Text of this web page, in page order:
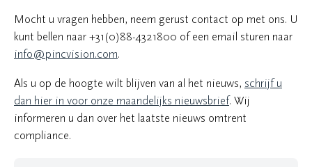
Mocht u vragen hebben, neem gerust contact op met ons. U
kunt bellen naar +31(0)88-4321800 of een email sturen naar
info@pincvision.com.
Als u op de hoogte wilt blijven van al het nieuws, schrijf u
dan hier in voor onze maandelijks nieuwsbrief. Wij
informeren u dan over het laatste nieuws omtrent
compliance.